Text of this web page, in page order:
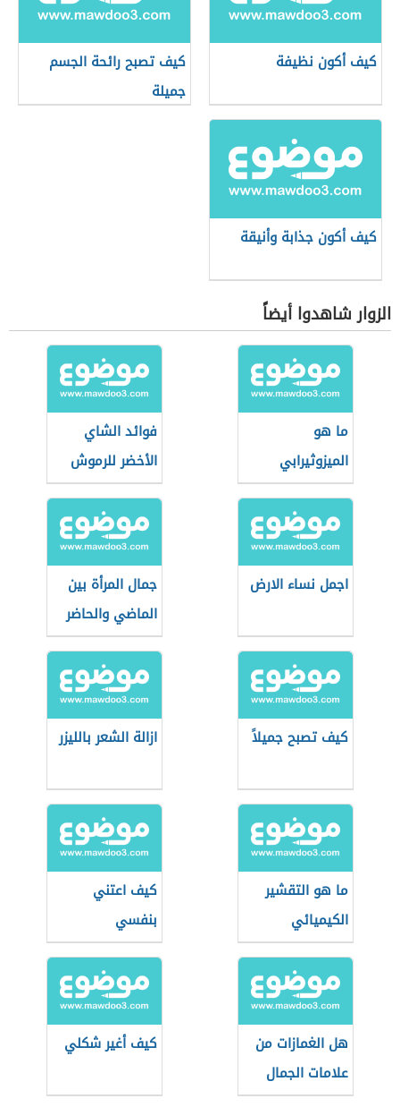
كيف أكون نظيفة
كيف تصبح رائحة الجسم
جميلة
كيف أكون جذابة وأنيقة
الزوار شاهدوا أيضاً
ما هو
الميزوثيرابي
فوائد الشاي
الأخضر للرموش
اجمل نساء الارض
جمال المرأة بين
الماضي والحاضر
كيف تصبح جميلاً ازالة الشعر بالليزر
ما هو التقشير
الكيميائي
كيف اعتني
بنفسي
هل الغمازات من
علامات الجمال
كيف أغير شكلي